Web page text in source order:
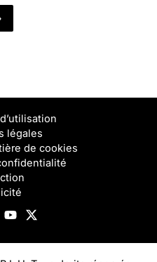
légales
de cookies